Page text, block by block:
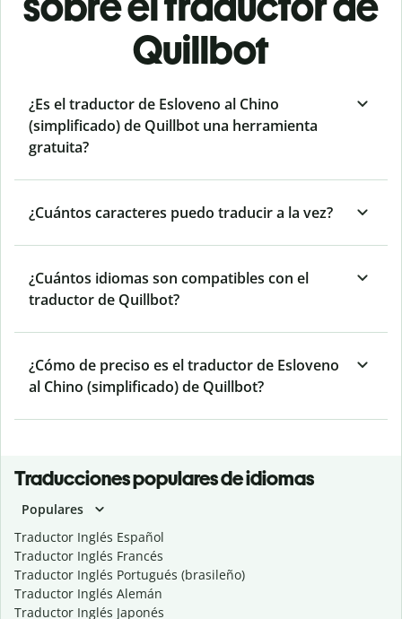
Quillbot
¿Es el traductor de Esloveno al Chino
(simplificado) de Quillbot una herramienta
gratuita?
¿Cuántos caracteres puedo traducir a la vez?
¿Cuántos idiomas son compatibles con el
traductor de Quillbot?
¿Cómo de preciso es el traductor de Esloveno
al Chino (simplificado) de Quillbot?
Traducciones populares de idiomas
Populares
Traductor Inglés Español
Traductor Inglés Francés
Traductor Inglés Portugués (brasileño)
Traductor Inglés Alemán
Traductor Inglés Japonés